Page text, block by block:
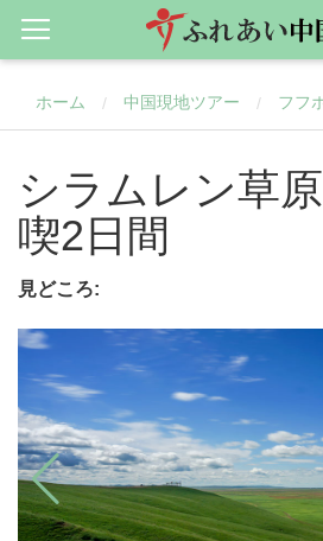
ホーム / 中国現地ツアー / フフ
シラムレン草
喫2日間
見どころ: